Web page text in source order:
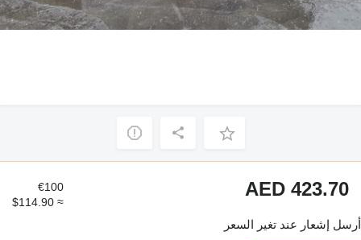
AED 423.70
€100
≈ $114.90
أرسل إشعار عند تغير السعر